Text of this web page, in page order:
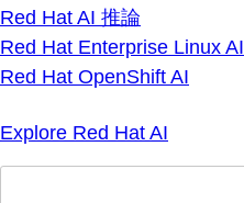
Red Hat AI 推論
Red Hat Enterprise Linux AI
Red Hat OpenShift AI
Explore Red Hat AI